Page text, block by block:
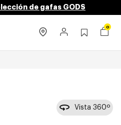
de gafas GODS
0
Vista 360º